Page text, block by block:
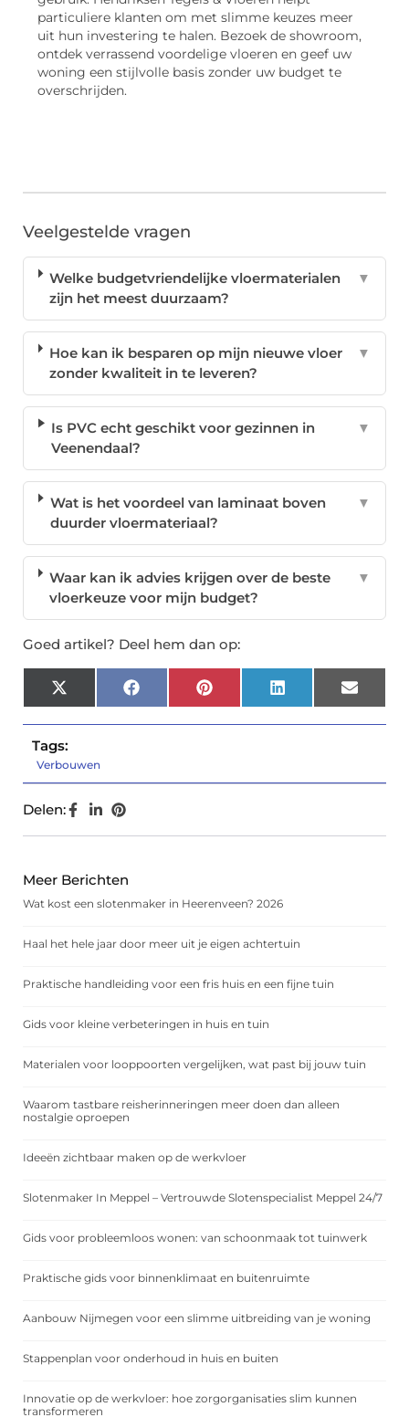
particuliere klanten om met slimme keuzes meer
uit hun investering te halen. Bezoek de showroom,
ontdek verrassend voordelige vloeren en geef uw
woning een stijlvolle basis zonder uw budget te
overschrijden.
Veelgestelde vragen
Welke budgetvriendelijke vloermaterialen
zijn het meest duurzaam?
▼
Hoe kan ik besparen op mijn nieuwe vloer
zonder kwaliteit in te leveren?
▼
Is PVC echt geschikt voor gezinnen in
Veenendaal?
▼
Wat is het voordeel van laminaat boven
duurder vloermateriaal?
▼
Waar kan ik advies krijgen over de beste
vloerkeuze voor mijn budget?
▼
Goed artikel? Deel hem dan op:
X
(Twitter)
FacebookPinterest LinkedIn Email
Tags:
Verbouwen
Delen:
Meer Berichten
Wat kost een slotenmaker in Heerenveen? 2026
Haal het hele jaar door meer uit je eigen achtertuin
Praktische handleiding voor een fris huis en een fijne tuin
Gids voor kleine verbeteringen in huis en tuin
Materialen voor looppoorten vergelijken, wat past bij jouw tuin
Waarom tastbare reisherinneringen meer doen dan alleen
nostalgie oproepen
Ideeën zichtbaar maken op de werkvloer
Slotenmaker In Meppel – Vertrouwde Slotenspecialist Meppel 24/7
Gids voor probleemloos wonen: van schoonmaak tot tuinwerk
Praktische gids voor binnenklimaat en buitenruimte
Aanbouw Nijmegen voor een slimme uitbreiding van je woning
Stappenplan voor onderhoud in huis en buiten
Innovatie op de werkvloer: hoe zorgorganisaties slim kunnen
transformeren